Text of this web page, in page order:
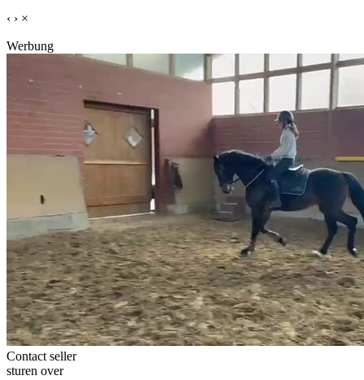
‹ › ×
Werbung
Contact seller
sturen over